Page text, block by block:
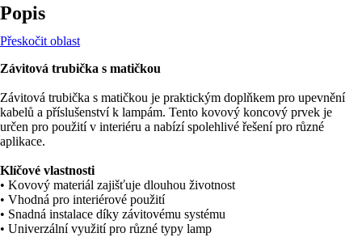
Popis
Přeskočit oblast
Závitová trubička s matičkou
Závitová trubička s matičkou je praktickým doplňkem pro upevnění
kabelů a příslušenství k lampám. Tento kovový koncový prvek je
určen pro použití v interiéru a nabízí spolehlivé řešení pro různé
aplikace.
Klíčové vlastnosti
• Kovový materiál zajišťuje dlouhou životnost
• Vhodná pro interiérové použití
• Snadná instalace díky závitovému systému
• Univerzální využití pro různé typy lamp